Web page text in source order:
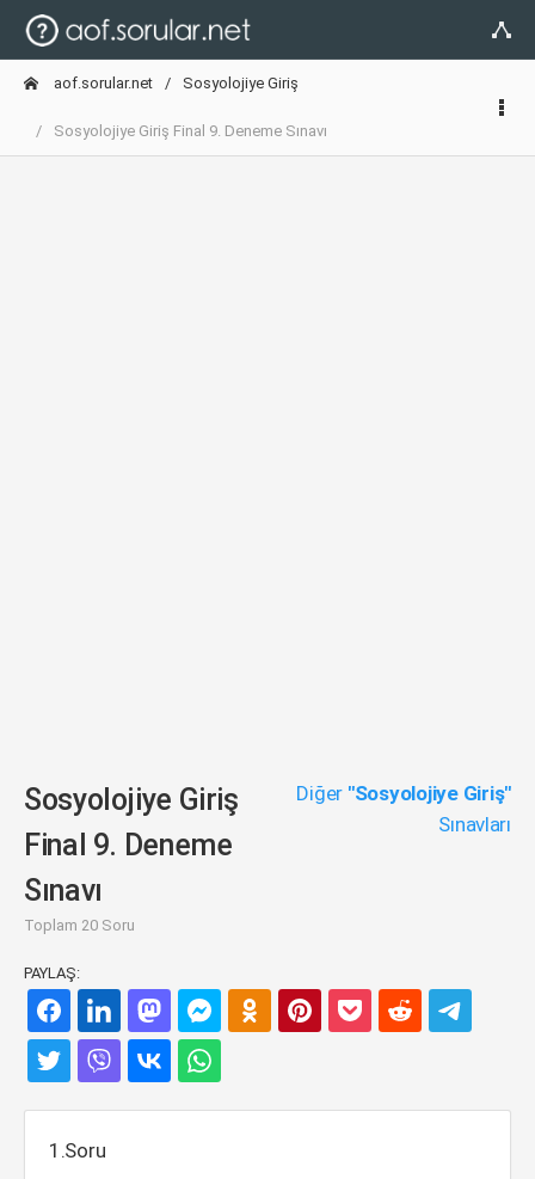
aof.sorular.net Sosyolojiye Giriş
Sosyolojiye Giriş Final 9. Deneme Sınavı
Sosyolojiye Giriş
Final 9. Deneme
Sınavı
Toplam 20 Soru
Diğer "Sosyolojiye Giriş"
Sınavları
PAYLAŞ:
1.Soru